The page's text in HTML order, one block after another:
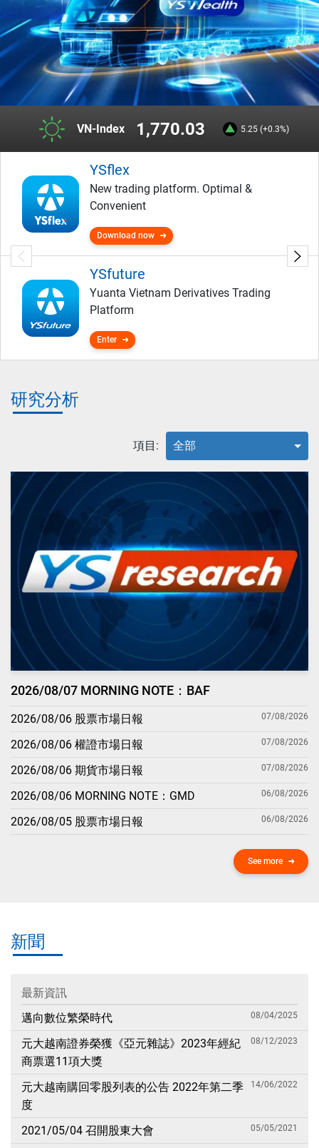
VN-Index 1,770.03 5.25 (+0.3%)
YSflex
New trading platform. Optimal &
Convenient
Download now
YSfuture
Yuanta Vietnam Derivatives Trading
Platform
Enter
研究分析
項目: 全部
2026/08/07 MORNING NOTE：BAF
2026/08/06 股票市場日報 07/08/2026
2026/08/06 權證市場日報 07/08/2026
2026/08/06 期貨市場日報 07/08/2026
2026/08/06 MORNING NOTE：GMD 06/08/2026
2026/08/05 股票市場日報 06/08/2026
See more
新聞
最新資訊
邁向數位繁榮時代
08/04/2025
元大越南證券榮獲《亞元雜誌》2023年經紀
商票選11項大獎
08/12/2023
元大越南購回零股列表的公告 2022年第二季
度
14/06/2022
2021/05/04 召開股東大會 05/05/2021